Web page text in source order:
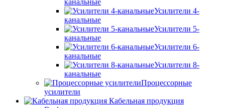
Усилители 4-
канальные
Усилители 5-
канальные
Усилители 6-
канальные
Усилители 8-
канальные
Процессорные
усилители
Кабельная продукция